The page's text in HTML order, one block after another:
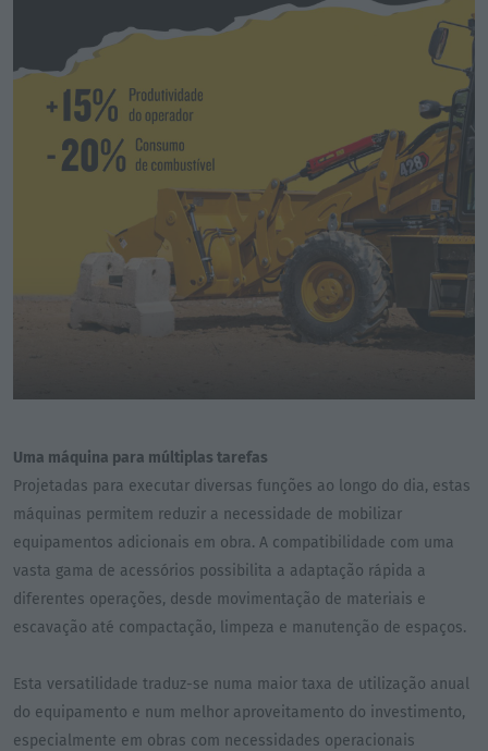
Uma máquina para múltiplas tarefas
Projetadas para executar diversas funções ao longo do dia, estas
máquinas permitem reduzir a necessidade de mobilizar
equipamentos adicionais em obra. A compatibilidade com uma
vasta gama de acessórios possibilita a adaptação rápida a
diferentes operações, desde movimentação de materiais e
escavação até compactação, limpeza e manutenção de espaços.
Esta versatilidade traduz-se numa maior taxa de utilização anual
do equipamento e num melhor aproveitamento do investimento,
especialmente em obras com necessidades operacionais